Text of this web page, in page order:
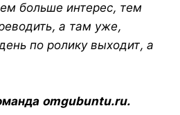
больше интерес, тем
а там уже,
по ролику выходит, а
omgubuntu.ru.